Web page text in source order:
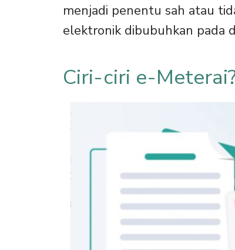
menjadi penentu sah atau
elektronik dibubuhkan pada
Ciri-ciri e-